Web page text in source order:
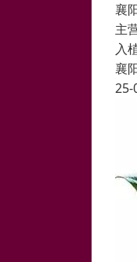
襄
主
入
襄
25-